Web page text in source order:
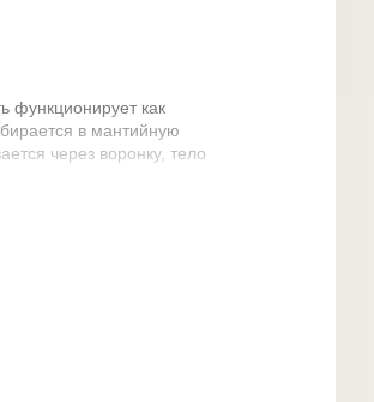
функционирует как
в мантийную
через воронку, тело